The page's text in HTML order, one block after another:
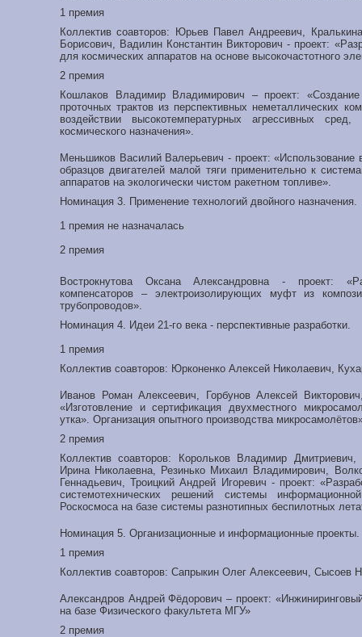
1 премия
Коллектив соавторов: Юрьев Павел Андреевич,
Борисович, Вадилин Константин Викторович - проект:
для космических аппаратов на основе высокочастотного
2 премия
Кошлаков Владимир Владимирович – проект:
проточных трактов из перспективных неметаллических
воздействии высокотемпературных агрессивных
космического назначения».
Меньшиков Василий Валерьевич - проект: «Использование
образцов двигателей малой тяги применительно к
аппаратов на экологически чистом ракетном топливе».
Номинация 3. Применение технологий двойного назначения.
1 премия не назначалась
2 премия
Вострокнутова Оксана Александровна - проект:
компенсаторов – электроизолирующих муфт из
трубопроводов».
Номинация 4. Идеи 21-го века - перспективные разработки.
1 премия
Коллектив соавторов: Юрконенко Алексей Николаевич,
Иванов Роман Алексеевич, Горбунов Алексей
«Изготовление и сертификация двухместного
утка». Организация опытного производства
2 премия
Коллектив соавторов: Корольков Владимир
Ирина Николаевна, Резинько Михаил Владимирович,
Геннадьевич, Троицкий Андрей Игоревич - проект:
системотехнических решений системы
Роскосмоса на базе системы разнотипных беспилотных
Номинация 5. Организационные и информационные проекты.
1 премия
Коллектив соавторов: Сапрыкин Олег Алексеевич, Сысоев
Александров Андрей Фёдорович – проект:
на базе Физического факультета МГУ»
2 премия